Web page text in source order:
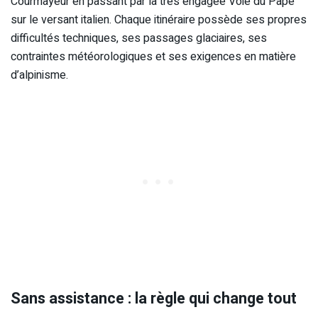
sur le versant italien. Chaque itinéraire possède ses propres
difficultés techniques, ses passages glaciaires, ses
contraintes météorologiques et ses exigences en matière
d’alpinisme.
Sans assistance : la règle qui change tout